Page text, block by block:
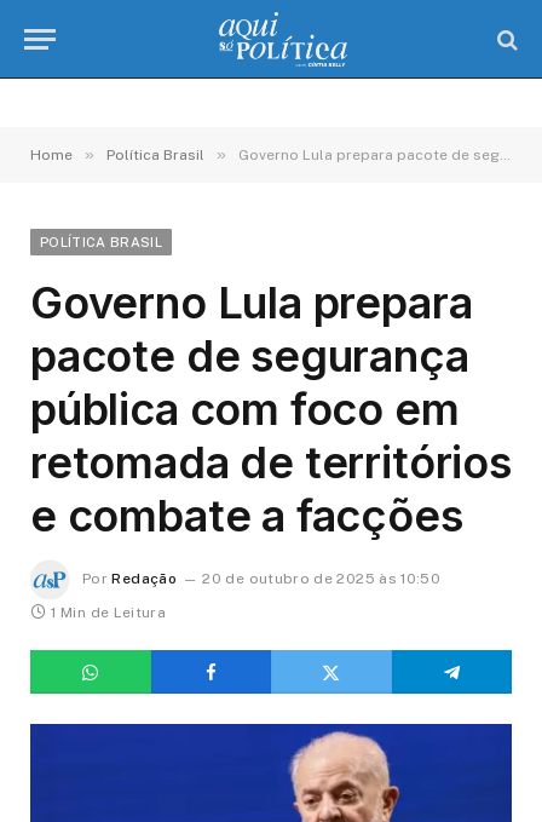
Home » Política Brasil » Governo Lula prepara pacote de segurança pública com foco em retomada de territórios e combate a facções
POLÍTICA BRASIL
Governo Lula prepara
pacote de segurança
pública com foco em
retomada de territórios
e combate a facções
Por Redação
20 de outubro de 2025 às 10:50
1 Min de Leitura